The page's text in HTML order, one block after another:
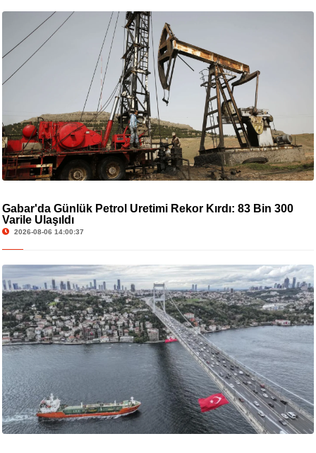
Gabar'da Günlük Petrol Üretimi Rekor Kırdı: 83 Bin 300
Varile Ulaşıldı
2026-08-06 14:00:37